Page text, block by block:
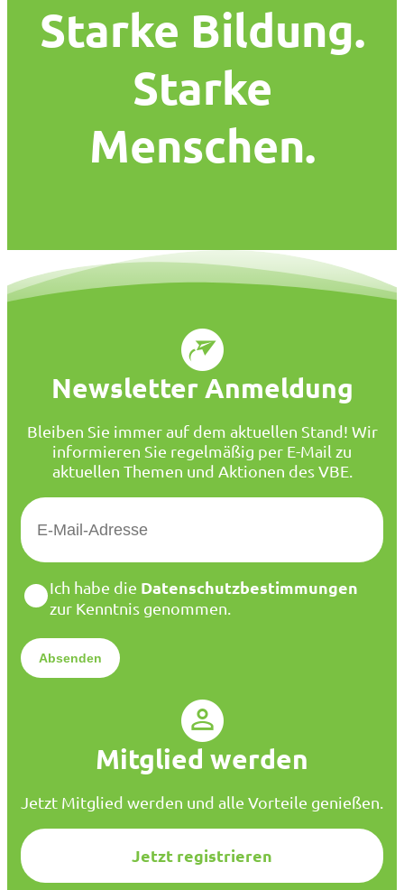
Starke Bildung.
Starke
Menschen.
Newsletter Anmeldung
Bleiben Sie immer auf dem aktuellen Stand! Wir
informieren Sie regelmäßig per E-Mail zu
aktuellen Themen und Aktionen des VBE.
E
M
*
D
a
e
n
*
Ich habe die Datenschutzbestimmungen
zur Kenntnis genommen.
Mitglied werden
Jetzt Mitglied werden und alle Vorteile genießen.
Jetzt registrieren